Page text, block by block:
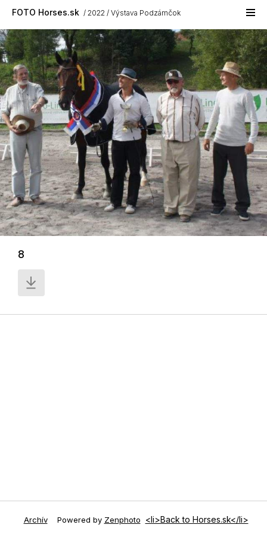
FOTO Horses.sk 2022 Výstava Podzámčok
8
Archív Powered by Zenphoto <li>Back to Horses.sk</li>